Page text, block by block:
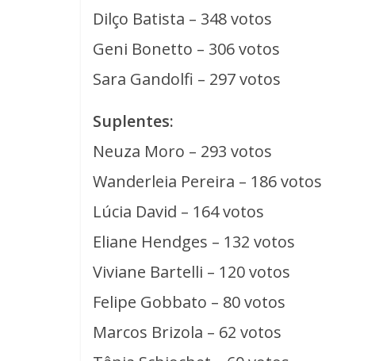
Dilço Batista – 348 votos
Geni Bonetto – 306 votos
Sara Gandolfi – 297 votos
Suplentes:
Neuza Moro – 293 votos
Wanderleia Pereira – 186 votos
Lúcia David – 164 votos
Eliane Hendges – 132 votos
Viviane Bartelli – 120 votos
Felipe Gobbato – 80 votos
Marcos Brizola – 62 votos